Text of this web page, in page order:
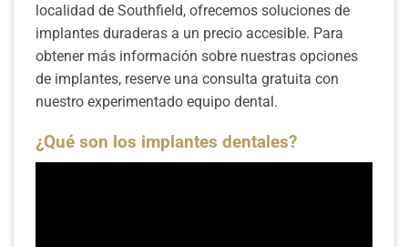
localidad de Southfield, ofrecemos soluciones de
implantes duraderas a un precio accesible. Para
obtener más información sobre nuestras opciones
de implantes, reserve una consulta gratuita con
nuestro experimentado equipo dental.
¿Qué son los implantes dentales?